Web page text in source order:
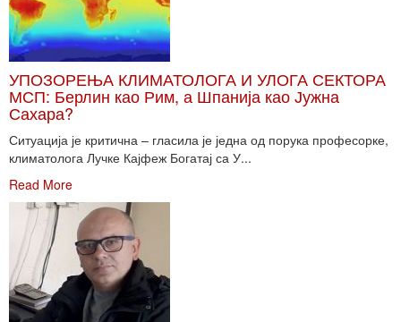
УПОЗОРЕЊА КЛИМАТОЛОГА И УЛОГА СЕКТОРА
МСП: Берлин као Рим, а Шпанија као Јужна
Сахара?
Ситуација је критична – гласила је једна од порука професорке,
климатолога Лучке Кајфеж Богатај са У...
Read More